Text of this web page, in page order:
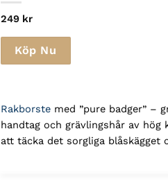
249 kr
Köp Nu
Rakborstemed ”pure badger” –
handtag och grävlingshår av
att täcka det sorgliga blåskägget